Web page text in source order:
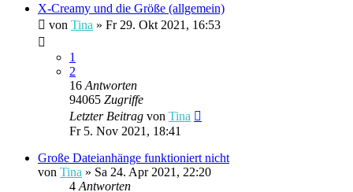
X-Creamy und die Größe (allgemein)
von Tina » Fr 29. Okt 2021, 16:53
1
2
16 Antworten
94065 Zugriffe
Letzter Beitrag von Tina
Fr 5. Nov 2021, 18:41
Große Dateianhänge funktioniert nicht
von Tina » Sa 24. Apr 2021, 22:20
4 Antworten